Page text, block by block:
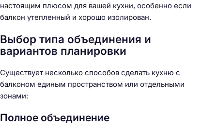
настоящим плюсом для вашей кухни, особенно если
балкон утепленный и хорошо изолирован.
Выбор типа объединения и
вариантов планировки
Существует несколько способов сделать кухню с
балконом единым пространством или отдельными
зонами:
Полное объединение